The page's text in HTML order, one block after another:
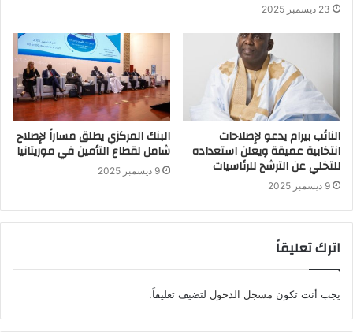
23 ديسمبر 2025
النائب بيرام يدعو لإصلاحات
انتخابية عميقة ويعلن استعداده
للتخلي عن الترشح للرئاسيات
9 ديسمبر 2025
البنك المركزي يطلق مساراً لإصلاح
شامل لقطاع التأمين في موريتانيا
9 ديسمبر 2025
اترك تعليقاً
يجب أنت تكون مسجل الدخول لتضيف تعليقاً.